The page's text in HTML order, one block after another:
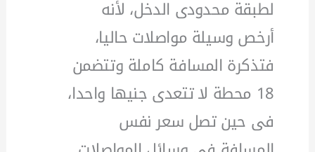
لطبقة محدودى الدخل، لأنه
أرخص وسيلة مواصلات حاليا،
فتذكرة المسافة كاملة وتتضمن
18 محطة لا تتعدى جنيها واحدا،
فى حين تصل سعر نفس